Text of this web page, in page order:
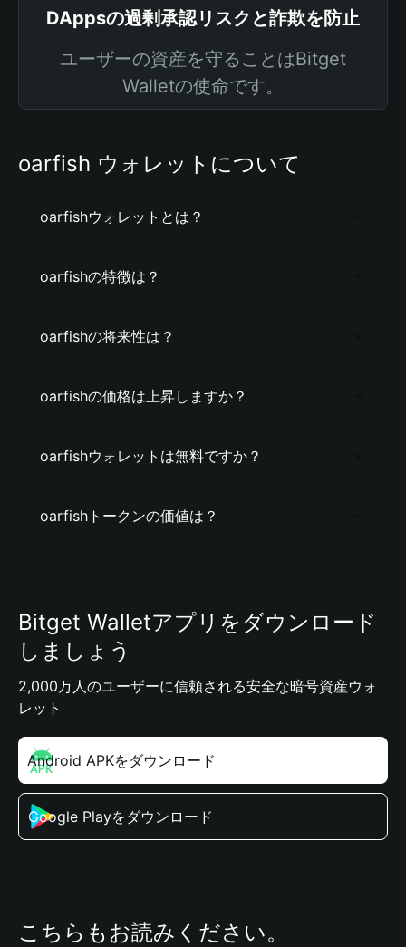
DAppsの過剰承認リスクと詐欺を防止
ユーザーの資産を守ることはBitget
Walletの使命です。
oarfish ウォレットについて
oarfishウォレットとは？
oarfishの特徴は？
oarfishの将来性は？
oarfishの価格は上昇しますか？
oarfishウォレットは無料ですか？
oarfishトークンの価値は？
Bitget Walletアプリをダウンロード
しましょう
2,000万人のユーザーに信頼される安全な暗号資産ウォ
レット
Android APKをダウンロード
Google Playをダウンロード
こちらもお読みください。